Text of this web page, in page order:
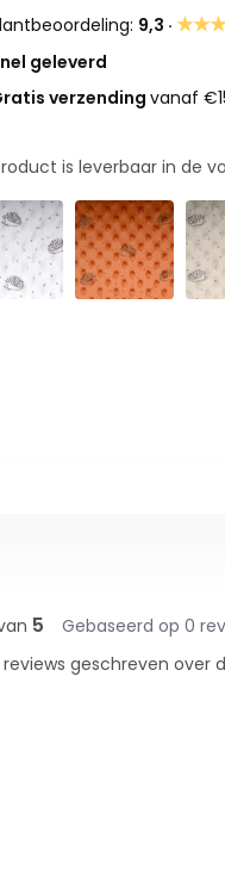
9,3 ·
geleverd
verzendingvanaf
is leverbaar in de
5 Gebaseerd op 0
reviews geschreven over